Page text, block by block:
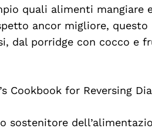
quali alimenti
ancor migliore,
dal porridge con cocco e
Cookbook for Reversing
sostenitore